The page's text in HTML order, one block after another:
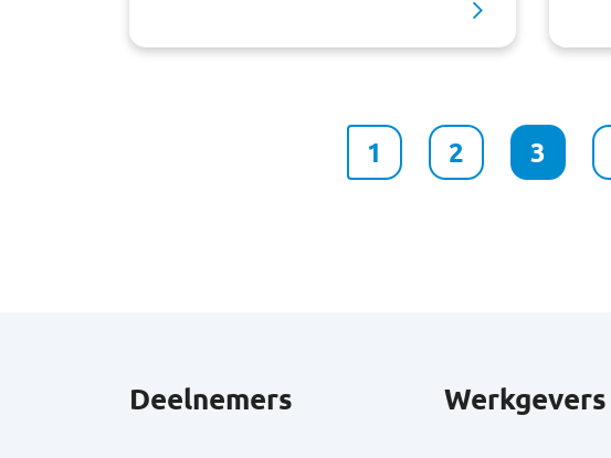
1 2 3
Deelnemers Werkgevers